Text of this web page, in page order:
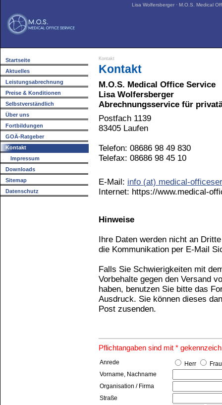
Lisa Wolfersberger · M.O.S. Medical
Kontakt
Kontakt
M.O.S. Medical Office Service
Lisa Wolfersberger
Abrechnungsservice für
Postfach 1139
83405 Laufen
Telefon: 08686 98 49 830
Telefax: 08686 98 45 10
E-Mail: info (at) medical-
Internet: https://www.medical-
Hinweise
Ihre Daten werden nicht an
die Kommunikation per E-Mail
Falls Sie Schwierigkeiten mit
Vorbehalte gegen den Versand
haben, benutzen Sie bitte das
Ausdruck. Sie können dieses
Post zusenden.
Pflichtangaben sind mit *
Anrede Herr
Frau
Vorname, Nachname
Organisation / Firma
Straße
Startseite
Aktuelles
Leistungsabrechnung
Preise & Konditionen
Selbstverständlich
Über uns
Fortbildungen
GOÄ-Ratgeber
Kontakt
Impressum
Downloads
Sitemap
Datenschutz